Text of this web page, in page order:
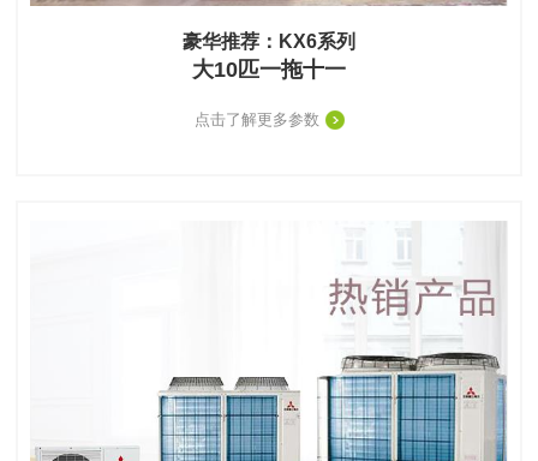
豪华推荐：KX6系列
大10匹一拖十一
点击了解更多参数